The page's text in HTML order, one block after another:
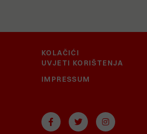
KOLAČIĆI
UVJETI KORIŠTENJA
IMPRESSUM